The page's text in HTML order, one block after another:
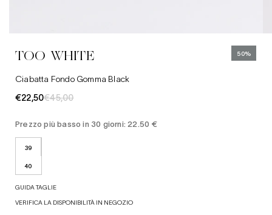
50%
TOO WHITE
Ciabatta Fondo Gomma Black
€22,50€45,00
Prezzo più basso in 30 giorni: 22.50 €
39
40
GUIDA TAGLIE
VERIFICA LA DISPONIBILITÀ IN NEGOZIO
Cinture
Cappelli